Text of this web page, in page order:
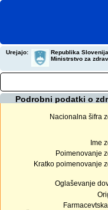
Urejajo:
Republika Slovenija
Ministrstvo za
Podrobni podatki o
Nacionalna šifra
Ime
Poimenovanje
Kratko poimenovanje
Oglaševanje